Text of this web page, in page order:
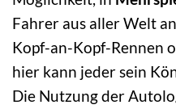
Fahrer aus aller Welt
Kopf-an-Kopf-Rennen
hier kann jeder sein
Die Nutzung der